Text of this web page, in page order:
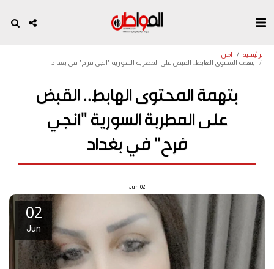
الرئيسية
امن
بتهمة المحتوى الهابط.. القبض على المطربة السورية "انجي فرح" في بغداد
بتهمة المحتوى الهابط.. القبض
على المطربة السورية "انجي
فرح" في بغداد
02
Jun
02
Jun